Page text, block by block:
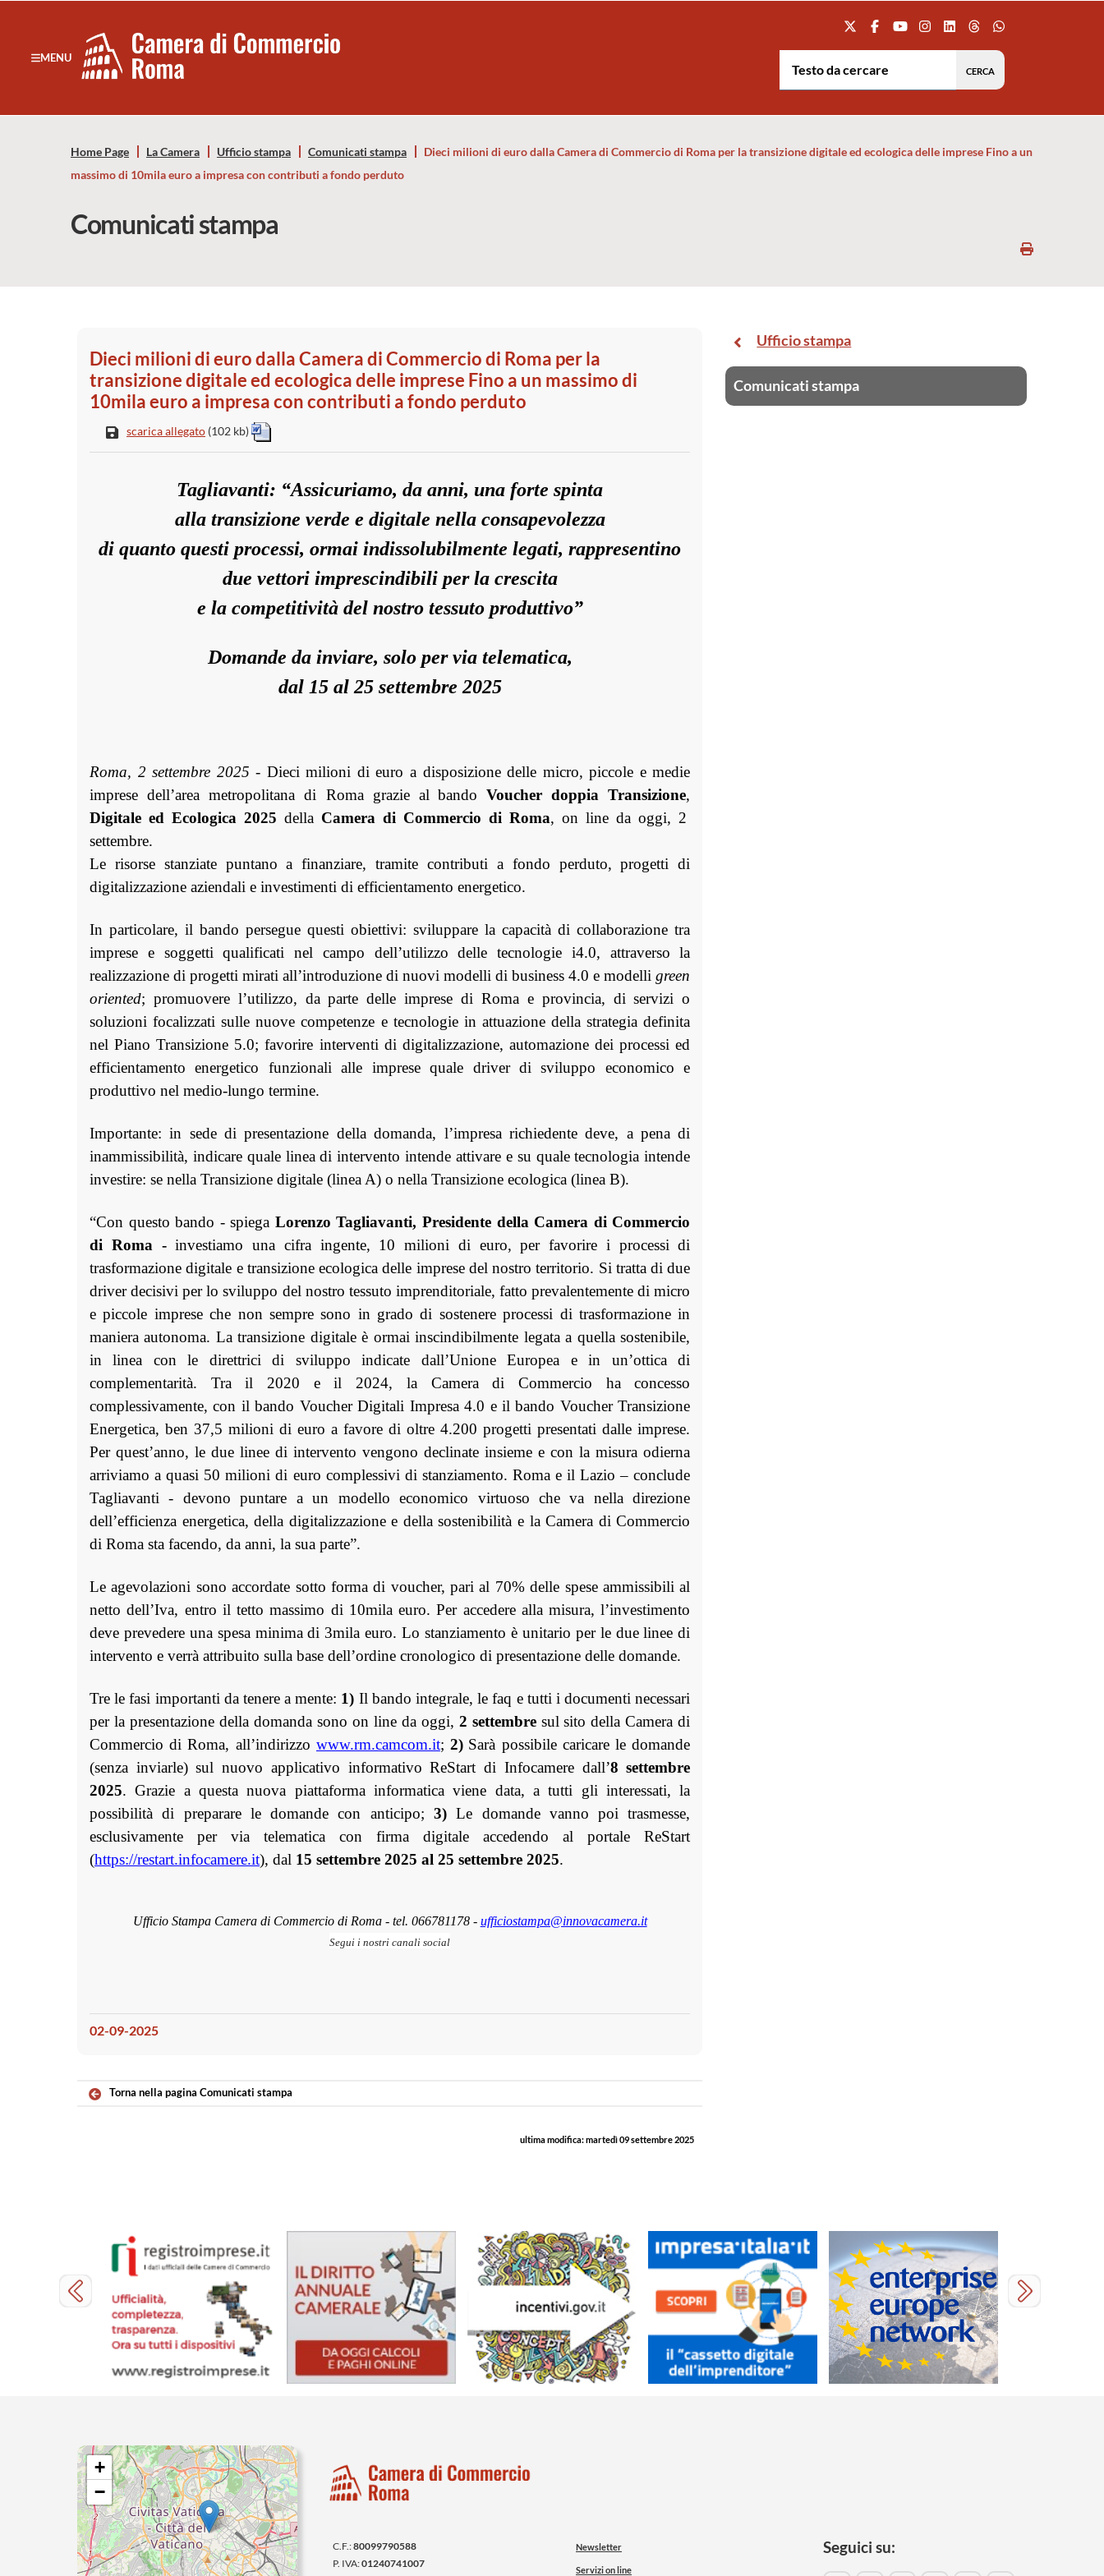
Notizie in primo piano
Banner servizi
MENU
Camera
Commercio
di
Roma
Testo da cercare:
Home Page La Camera Ufficio stampa Comunicati stampa
Dieci milioni di euro dalla Camera di Commercio di Roma per la transizione digitale ed ecologica delle imprese Fino a un
massimo di 10mila euro a impresa con contributi a fondo perduto
Comunicati stampa
Dieci milioni di euro dalla Camera di Commercio di Roma per la
transizione digitale ed ecologica delle imprese Fino a un massimo di
10mila euro a impresa con contributi a fondo perduto
scarica allegato (102 kb)
Tagliavanti: “Assicuriamo, da anni, una forte spinta
alla transizione verde e digitale nella consapevolezza
di quanto questi processi, ormai indissolubilmente legati, rappresentino
due vettori imprescindibili per la crescita
e la competitività del nostro tessuto produttivo”
Domande da inviare, solo per via telematica,
dal 15 al 25 settembre 2025
Roma, 2 settembre 2025 - Dieci milioni di euro a disposizione delle micro, piccole e medie
imprese dell’area metropolitana di Roma grazie al bandoVoucher doppia Transizione,
Digitale ed Ecologica 2025della Camera di Commercio di Roma, on line da oggi, 2
settembre.
Le risorse stanziate puntano a finanziare, tramite contributi a fondo perduto, progetti di
digitalizzazione aziendali e investimenti di efficientamento energetico.
In particolare, il bando persegue questi obiettivi: sviluppare la capacità di collaborazione tra
imprese e soggetti qualificati nel campo dell’utilizzo delle tecnologie i4.0, attraverso la
realizzazione di progetti mirati all’introduzione di nuovi modelli di business 4.0 e modelligreen
oriented; promuovere l’utilizzo, da parte delle imprese di Roma e provincia, di servizi o
soluzioni focalizzati sulle nuove competenze e tecnologie in attuazione della strategia definita
nel Piano Transizione 5.0; favorire interventi di digitalizzazione, automazione dei processi ed
efficientamento energetico funzionali alle imprese quale driver di sviluppo economico e
produttivo nel medio-lungo termine.
Importante: in sede di presentazione della domanda, l’impresa richiedente deve, a pena di
inammissibilità, indicare quale linea di intervento intende attivare e su quale tecnologia intende
investire: se nella Transizione digitale (linea A) o nella Transizione ecologica (linea B).
“Con questo bando - spiega Lorenzo Tagliavanti, Presidente della Camera di Commercio
di Roma -investiamo una cifra ingente, 10 milioni di euro, per favorire i processi di
trasformazione digitale e transizione ecologica delle imprese del nostro territorio. Si tratta di due
driver decisivi per lo sviluppo del nostro tessuto imprenditoriale, fatto prevalentemente di micro
e piccole imprese che non sempre sono in grado di sostenere processi di trasformazione in
maniera autonoma. La transizione digitale è ormai inscindibilmente legata a quella sostenibile,
in linea con le direttrici di sviluppo indicate dall’Unione Europea e in un’ottica di
complementarità. Tra il 2020 e il 2024, la Camera di Commercio ha concesso
complessivamente, con il bando Voucher Digitali Impresa 4.0 e il bando Voucher Transizione
Energetica, ben 37,5 milioni di euro a favore di oltre 4.200 progetti presentati dalle imprese.
Per quest’anno, le due linee di intervento vengono declinate insieme e con la misura odierna
arriviamo a quasi 50 milioni di euro complessivi di stanziamento. Roma e il Lazio – conclude
Tagliavanti - devono puntare a un modello economico virtuoso che va nella direzione
dell’efficienza energetica, della digitalizzazione e della sostenibilità e la Camera di Commercio
di Roma sta facendo, da anni, la sua parte”.
Le agevolazioni sono accordate sotto forma di voucher, pari al 70% delle spese ammissibili al
netto dell’Iva, entro il tetto massimo di 10mila euro. Per accedere alla misura, l’investimento
deve prevedere una spesa minima di 3mila euro. Lo stanziamento è unitario per le due linee di
intervento e verrà attribuito sulla base dell’ordine cronologico di presentazione delle domande.
Tre le fasi importanti da tenere a mente: 1) Il bando integrale, le faq e tutti i documenti necessari
per la presentazione della domanda sono on line da oggi, 2 settembresul sito della Camera di
Commercio di Roma, all’indirizzo www.rm.camcom.it;2) Sarà possibile caricare le domande
(senza inviarle) sul nuovo applicativo informativo ReStart di Infocamere dall’8 settembre
2025. Grazie a questa nuova piattaforma informatica viene data, a tutti gli interessati, la
possibilità di preparare le domande con anticipo; 3)Le domande vanno poi trasmesse,
esclusivamente per via telematica con firma digitale accedendo al portale ReStart
(https://restart.infocamere.it), dal 15 settembre 2025 al 25 settembre 2025.
Ufficio Stampa Camera di Commercio di Roma - tel. 066781178 - ufficiostampa@innovacamera.it
Segui i nostri canali social
02-09-2025
Torna nella pagina Comunicati stampa
ultima modifica:martedì 09 settembre 2025
Ufficio stampa
Comunicati stampa
+
−
C.F.:80099790588
P. IVA:01240741007
Newsletter
Servizi on line
Seguici su: